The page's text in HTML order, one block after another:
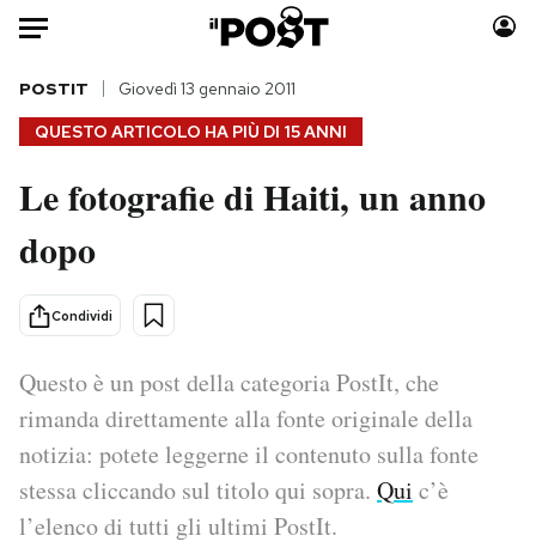
Auto
HOME
Italia
Politica
Tecnologia
Internet
Scienza
Cultura
Moda
Media
Europa
QUESTO ARTICOLO HA PIÙ DI 15 ANNI
POSTIT Giovedì 13 gennaio 2011
Le fotografie di Haiti, un anno
dopo
Condividi
Questo è un post della categoria PostIt, che
rimanda direttamente alla fonte originale della
notizia: potete leggerne il contenuto sulla fonte
stessa cliccando sul titolo qui sopra. Qui c’è
l’elenco di tutti gli ultimi PostIt.